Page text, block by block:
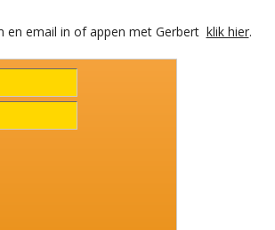
en email in of appen met Gerbert klik hier.